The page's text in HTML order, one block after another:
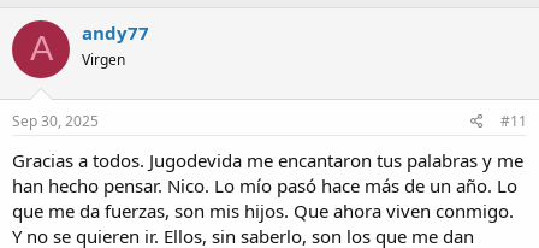
c
t
o
n
s
A andy77
Virgen
Sep 30, 2025 #11
Gracias a todos. Jugodevida me encantaron tus palabras y me
han hecho pensar. Nico. Lo mío pasó hace más de un año. Lo
que me da fuerzas, son mis hijos. Que ahora viven conmigo.
Y no se quieren ir. Ellos, sin saberlo, son los que me dan